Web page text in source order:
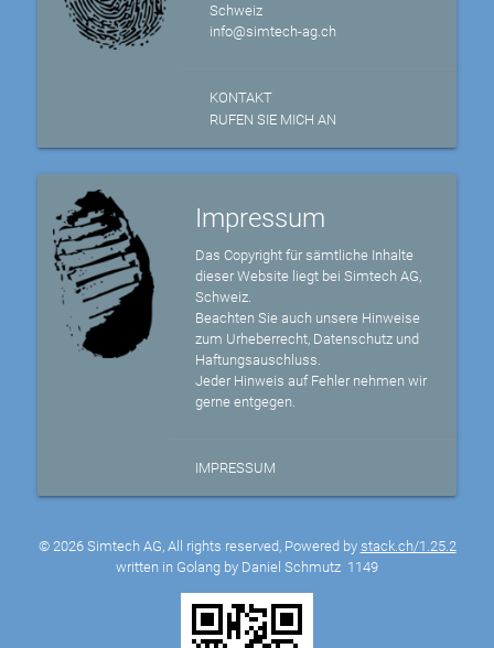
Schweiz
info@simtech-ag.ch
KONTAKT
RUFEN SIE MICH AN
Impressum
Das Copyright für sämtliche Inhalte
dieser Website liegt bei Simtech AG,
Schweiz.
Beachten Sie auch unsere Hinweise
zum Urheberrecht, Datenschutz und
Haftungsauschluss.
Jeder Hinweis auf Fehler nehmen wir
gerne entgegen.
IMPRESSUM
© 2026 Simtech AG, All rights reserved, Powered by stack.ch/1.25.2
written in Golang by Daniel Schmutz 1149